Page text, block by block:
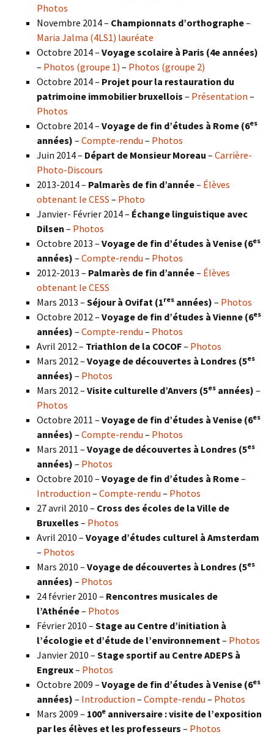
Photos
Novembre 2014 – Championnats d’orthographe–
Maria Jalma (4LS1) lauréate
Octobre 2014 – Voyage scolaire à Paris (4e années)
– Photos (groupe 1) – Photos (groupe 2)
Octobre 2014 – Projet pour la restauration du
patrimoine immobilier bruxellois – Présentation –
Photos
Octobre 2014 – Voyage de fin d’études à Rome (6es
années) – Compte-rendu – Photos
Juin 2014 – Départ de Monsieur Moreau – Carrière-
Photo-Discours
2013-2014 – Palmarès de fin d’année– Élèves
obtenant le CESS – Photo
Janvier- Février 2014 – Échange linguistique avec
Dilsen – Photos
Octobre 2013 – Voyage de fin d’études à Venise (6es
années) – Compte-rendu – Photos
2012-2013 – Palmarès de fin d’année– Élèves
obtenant le CESS
Mars 2013 – Séjour à Ovifat (1res années) – Photos
Octobre 2012 – Voyage de fin d’études à Vienne (6es
années) – Compte-rendu – Photos
Avril 2012 – Triathlon de la COCOF– Photos
Mars 2012 – Voyage de découvertes à Londres (5es
années) – Photos
Mars 2012 – Visite culturelle d’Anvers (5es années) –
Photos
Octobre 2011 – Voyage de fin d’études à Venise (6es
années) – Compte-rendu – Photos
Mars 2011 – Voyage de découvertes à Londres (5es
années) – Photos
Octobre 2010 – Voyage de fin d’études à Rome–
Introduction – Compte-rendu – Photos
27 avril 2010 – Cross des écoles de la Ville de
Bruxelles – Photos
Avril 2010 – Voyage d’études culturel à Amsterdam
– Photos
Mars 2010 – Voyage de découvertes à Londres (5es
années) – Photos
24 février 2010 – Rencontres musicales de
l’Athénée– Photos
Février 2010 – Stage au Centre d’initiation à
l’écologie et d’étude de l’environnement – Photos
Janvier 2010 – Stage sportif au Centre ADEPS à
Engreux– Photos
Octobre 2009 – Voyage de fin d’études à Venise (6es
années) – Introduction – Compte-rendu – Photos
Mars 2009 – 100e anniversaire : visite de l’exposition
par les élèves et les professeurs – Photos